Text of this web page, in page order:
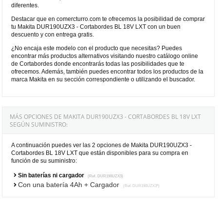
diferentes.
Destacar que en comercturro.com te ofrecemos la posibilidad de comprar
tu Makita DUR190UZX3 - Cortabordes BL 18V LXT con un buen
descuento y con entrega gratis.
¿No encaja este modelo con el producto que necesitas? Puedes
encontrar más productos alternativos visitando nuestro catálogo online
de Cortabordes donde encontrarás todas las posibilidades que te
ofrecemos. Además, también puedes encontrar todos los productos de la
marca Makita en su sección correspondiente o utilizando el buscador.
MÁS OPCIONES DE MAKITA DUR190UZX3 - CORTABORDES BL 18V LXT
SEGÚN SUMINISTRO:
A continuación puedes ver las 2 opciones de Makita DUR190UZX3 -
Cortabordes BL 18V LXT que están disponibles para su compra en
función de su suministro:
Sin baterías ni cargador (Ref. DUR190UZX3)
Con una batería 4Ah + Cargador (Ref. DUR190UZX3*)